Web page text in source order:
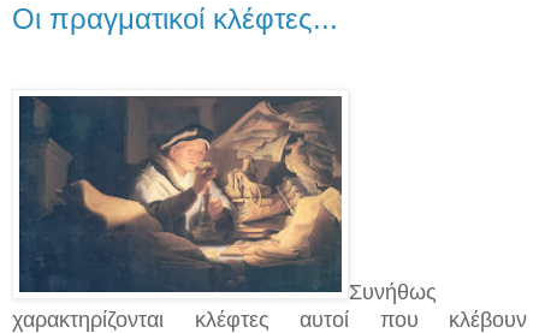
Οι πραγματικοί κλέφτες...
Συνήθως
χαρακτηρίζονται κλέφτες αυτοί που κλέβουν